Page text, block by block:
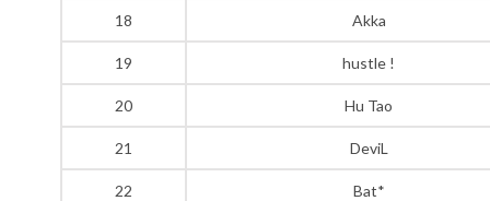
18 Akka
19 hustle !
20 Hu Tao
21 DeviL
22 Bat*